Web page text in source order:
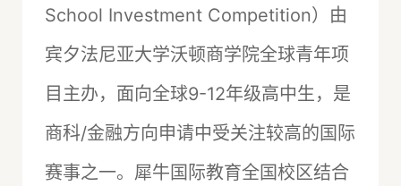
School Investment Competition）由
宾夕法尼亚大学沃顿商学院全球青年项
目主办，面向全球9-12年级高中生，是
商科/金融方向申请中受关注较高的国际
赛事之一。犀牛国际教育全国校区结合